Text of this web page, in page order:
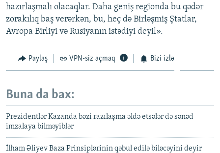
hazırlaşmalı olacaqlar. Daha geniş regionda bu qədər
zorakılıq baş verərkən, bu, heç də Birləşmiş Ştatlar,
Avropa Birliyi və Rusiyanın istədiyi deyil».
Paylaş VPN-siz açmaq Bizi izlə
Buna da bax:
Prezidentlər Kazanda bəzi razılaşma əldə etsələr də sənəd
imzalaya bilməyiblər
İlham Əliyev Baza Prinsiplərinin qəbul edilə biləcəyini deyir